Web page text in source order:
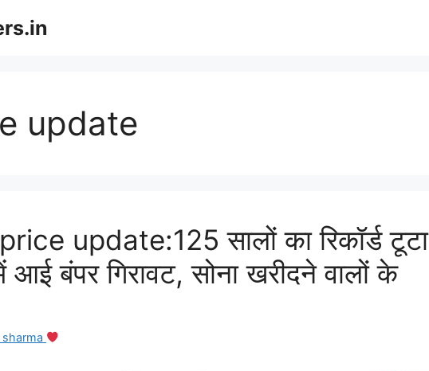
update
update:125 सालों का रिकॉर्ड टूटा
बंपर गिरावट, सोना खरीदने वालों के
sharma